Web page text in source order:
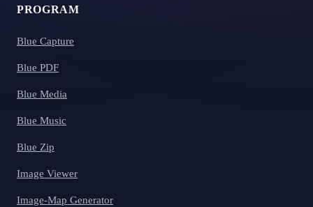
PROGRAM
Blue Capture
Blue PDF
Blue Media
Blue Music
Blue Zip
Image Viewer
Image-Map Generator